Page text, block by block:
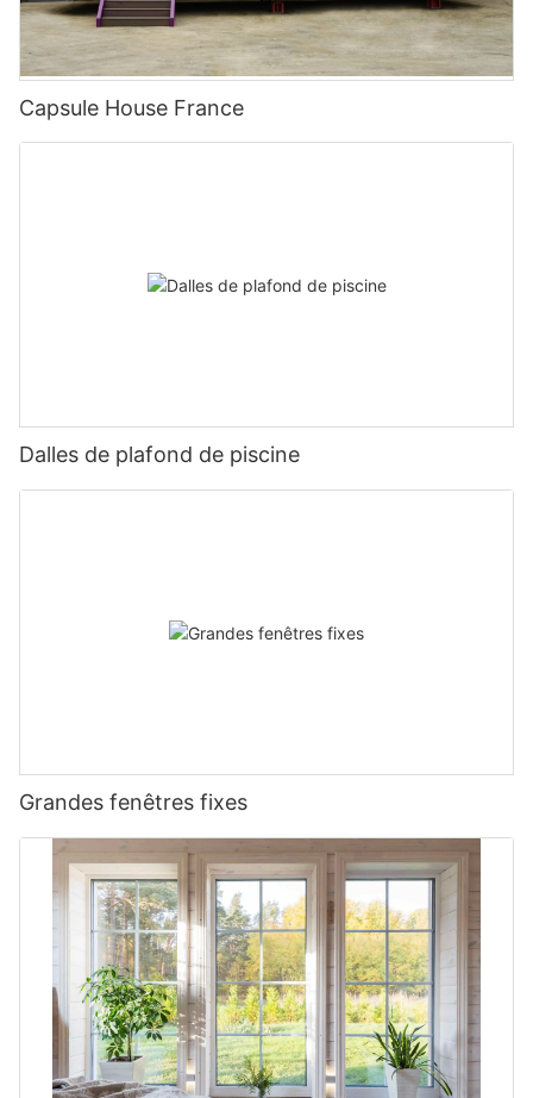
Capsule House France
Dalles de plafond de piscine
Grandes fenêtres fixes